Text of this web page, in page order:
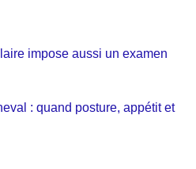
impose aussi un examen
: quand posture, appétit et